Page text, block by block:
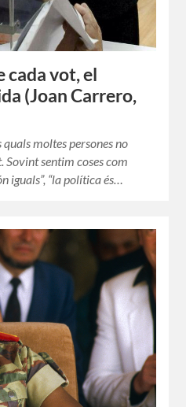
cada vot, el
(Joan Carrero,
moltes persones no
Sovint sentim coses com
iguals”, “la política és…